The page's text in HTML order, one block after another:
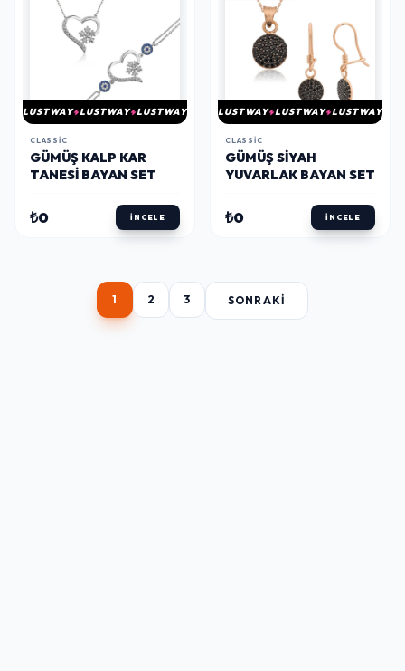
LUSTWAY LUSTWAY LUSTWAY
CLASSIC
GÜMÜŞ KALP KAR
TANESI BAYAN SET
₺0 İNCELE
LUSTWAY LUSTWAY LUSTWAY
CLASSIC
​GÜMÜŞ SIYAH
YUVARLAK BAYAN SET
₺0 İNCELE
1 2 3 SONRAKI